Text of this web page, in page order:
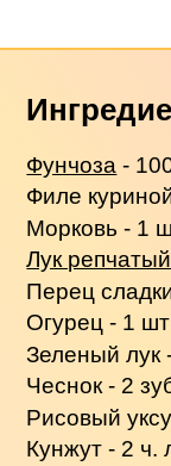
Фунчоза -
Филе
Морковь - 1
Лук репчатый
Перец
Огурец - 1 шт
Зеленый лук
Чеснок - 2
Рисовый
Кунжут - 2 ч.